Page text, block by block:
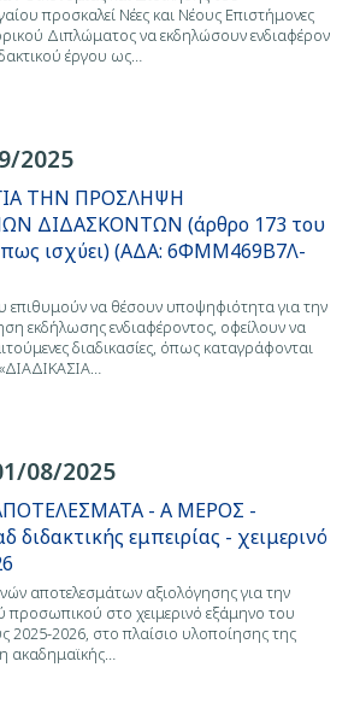
προσκαλεί Νέες και Νέους Επιστήμονες
Διπλώματος να εκδηλώσουν ενδιαφέρον
έργου ως…
2025
ΤΗΝ ΠΡΟΣΛΗΨΗ
ΔΙΔΑΣΚΟΝΤΩΝ (άρθρο 173 του
ισχύει) (ΑΔΑ: 6ΦΜΜ469Β7Λ-
επιθυμούν να θέσουν υποψηφιότητα για την
εκδήλωσης ενδιαφέροντος, οφείλουν να
διαδικασίες, όπως καταγράφονται
08/2025
- Α ΜΕΡΟΣ -
διδακτικής εμπειρίας - χειμερινό
αποτελεσμάτων αξιολόγησης για την
προσωπικού στο χειμερινό εξάμηνο του
2025-2026, στo πλαίσιο υλοποίησης της
ακαδημαϊκής…